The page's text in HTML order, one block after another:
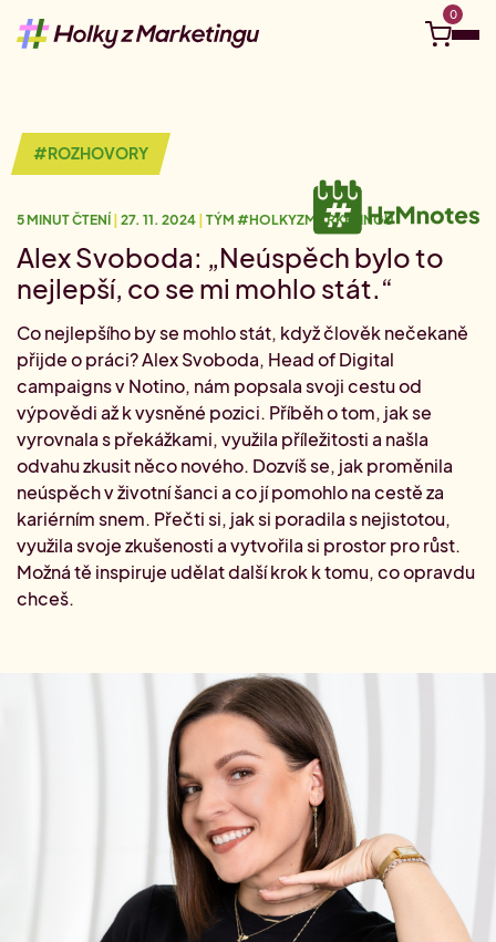
Objevuj
Kariérní kompas
Vydej se na cestu social media
Kariérní cesta: Digitální marketing
Vydej se na cestu digitálu
Volné pozice v marketingu
Najdi si vysněnou práci.
Aktuální články
Zorientuj se v marketingových pozicích.
Kurzy a eventy
Nejbližší live webináře
Připoj se online odkudkoliv.
Videokurzy
Tvé téma, tvé tempo.
Půlroční permanentka na školení
Jedno rozhodnutí, půl roku vzdělávání.
Aktuální Miniakademie
Minikonference
Aktuální networkingová setkání
Ucelené Akademie
Juniorní Akademie
Vstupenka do marketingu
Akademie pro marketingové manažer(k)y
Akademie pro pokročilé
Letní Akademie marketingu
Letní marketingový náskok
Akademie sociálních sítí
Specializace: Social media
Akademie account managementu
Specializace: Account management
Akademie AI v marketingu
Strategická implementace AI v marketingu
Pro firmy
Firemní vzdělávání
Hledám do týmu
Staň se klientem Akademie
#HzMhrdost
O nás
#HzM Merch
Kontakty
Dárkové poukazy
0
0
#ROZHOVORY
5 MINUT ČTENÍ 27. 11. 2024 TÝM #HOLKYZMARKETINGU
Alex Svoboda: „Neúspěch bylo to
nejlepší, co se mi mohlo stát.“
Co nejlepšího by se mohlo stát, když člověk nečekaně
přijde o práci? Alex Svoboda, Head of Digital
campaigns v Notino, nám popsala svoji cestu od
výpovědi až k vysněné pozici. Příběh o tom, jak se
vyrovnala s překážkami, využila příležitosti a našla
odvahu zkusit něco nového. Dozvíš se, jak proměnila
neúspěch v životní šanci a co jí pomohlo na cestě za
kariérním snem. Přečti si, jak si poradila s nejistotou,
využila svoje zkušenosti a vytvořila si prostor pro růst.
Možná tě inspiruje udělat další krok k tomu, co opravdu
chceš.